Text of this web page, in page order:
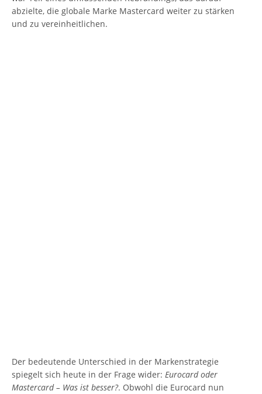
abzielte, die globale Marke Mastercard weiter zu stärken
und zu vereinheitlichen.
Der bedeutende Unterschied in der Markenstrategie
spiegelt sich heute in der Frage wider: Eurocard oder
Mastercard – Was ist besser?. Obwohl die Eurocard nun